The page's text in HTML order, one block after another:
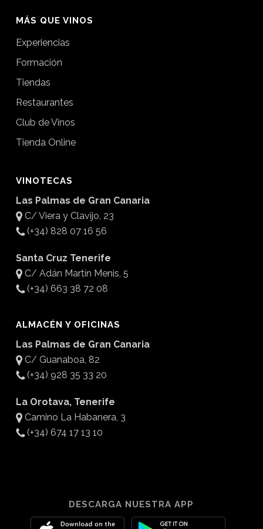
MÁS QUE VINOS
Experiencias
Formación
Tiendas
Restaurantes
Club de Vinos
Tienda Online
VINOTECAS
Las Palmas de Gran Canaria
C/ Viera y Clavijo, 23
(+34) 828 07 16 56
Santa Cruz Tenerife
C/ Adán Martín Menis, 5
(+34) 663 38 72 08
ALMACÉN Y OFICINAS
Las Palmas de Gran Canaria
C/ Guanaboa, 82
(+34) 928 35 33 20
La Orotava, Tenerife
Camino La Habanera, 3
(+34) 674 17 13 10
DESCARGA NUESTRA APP